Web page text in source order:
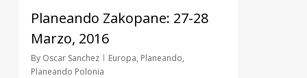
Planeando Zakopane: 27-28
Marzo, 2016
By Oscar Sanchez Europa, Planeando,
Planeando Polonia